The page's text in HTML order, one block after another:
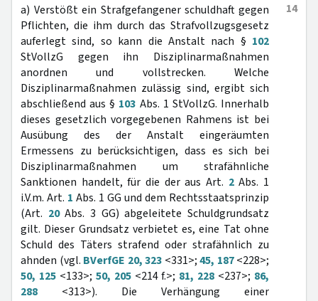
14
a) Verstößt ein Strafgefangener schuldhaft gegen
Pflichten, die ihm durch das Strafvollzugsgesetz
auferlegt sind, so kann die Anstalt nach § 102
StVollzG gegen ihn Disziplinarmaßnahmen
anordnen und vollstrecken. Welche
Disziplinarmaßnahmen zulässig sind, ergibt sich
abschließend aus § 103 Abs. 1 StVollzG. Innerhalb
dieses gesetzlich vorgegebenen Rahmens ist bei
Ausübung des der Anstalt eingeräumten
Ermessens zu berücksichtigen, dass es sich bei
Disziplinarmaßnahmen um strafähnliche
Sanktionen handelt, für die der aus Art. 2Abs. 1
i.V.m. Art. 1 Abs. 1 GG und dem Rechtsstaatsprinzip
(Art. 20Abs. 3 GG) abgeleitete Schuldgrundsatz
gilt. Dieser Grundsatz verbietet es, eine Tat ohne
Schuld des Täters strafend oder strafähnlich zu
ahnden (vgl. BVerfGE 20, 323 <331>;45, 187<228>;
50, 125<133>; 50, 205<214 f.>; 81, 228 <237>; 86,
288 <313>). Die Verhängung einer